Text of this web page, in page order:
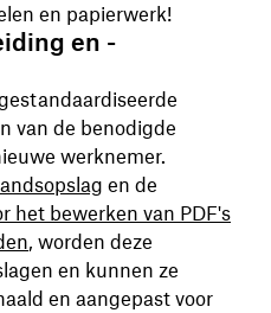
en papierwerk!
en -
van de benodigde
werknemer.
opslag en de
het bewerken van PDF's
, worden deze
en kunnen ze
en aangepast voor